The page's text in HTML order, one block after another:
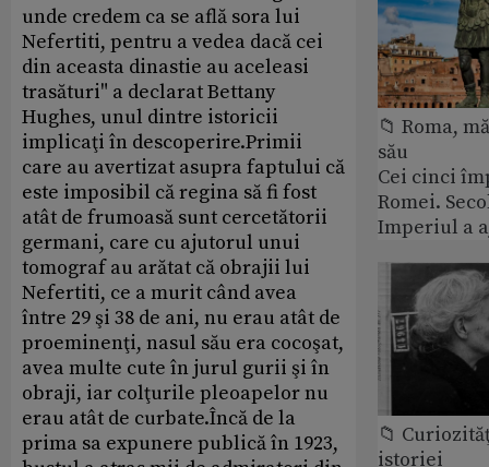
unde credem ca se află sora lui
Nefertiti, pentru a vedea dacă cei
din aceasta dinastie au aceleasi
trasături" a declarat Bettany
Hughes, unul dintre istoricii
implicaţi în descoperire.Primii
care au avertizat asupra faptului că
este imposibil că regina să fi fost
atât de frumoasă sunt cercetătorii
germani, care cu ajutorul unui
tomograf au arătat că obrajii lui
Nefertiti, ce a murit când avea
între 29 şi 38 de ani, nu erau atât de
proeminenţi, nasul său era cocoşat,
avea multe cute în jurul gurii şi în
obraji, iar colţurile pleoapelor nu
erau atât de curbate.Încă de la
prima sa expunere publică în 1923,
📁 Roma,
său
Cei cinci
Romei.
Imperiul a
📁
istoriei